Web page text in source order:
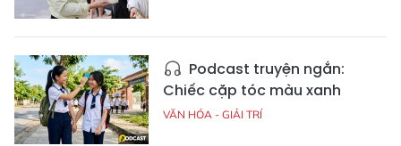
Podcast truyện ngắn:
Chiếc cặp tóc màu xanh
VĂN HÓA - GIẢI TRÍ